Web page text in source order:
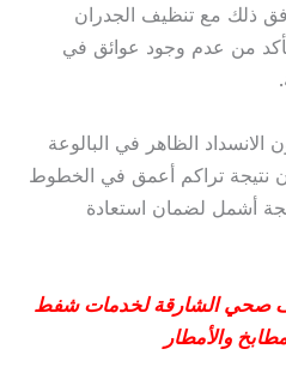
ذلك مع تنظيف الجدران
من عدم وجود عوائق في
الانسداد الظاهر في البالوعة
نتيجة تراكم أعمق في الخطوط
أشمل لضمان استعادة
الشارقة لخدمات شفط
والأمطار